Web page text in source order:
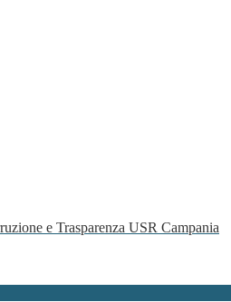
e Trasparenza USR Campania